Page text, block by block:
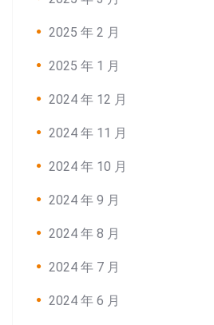
2025 年 2 月
2025 年 1 月
2024 年 12 月
2024 年 11 月
2024 年 10 月
2024 年 9 月
2024 年 8 月
2024 年 7 月
2024 年 6 月